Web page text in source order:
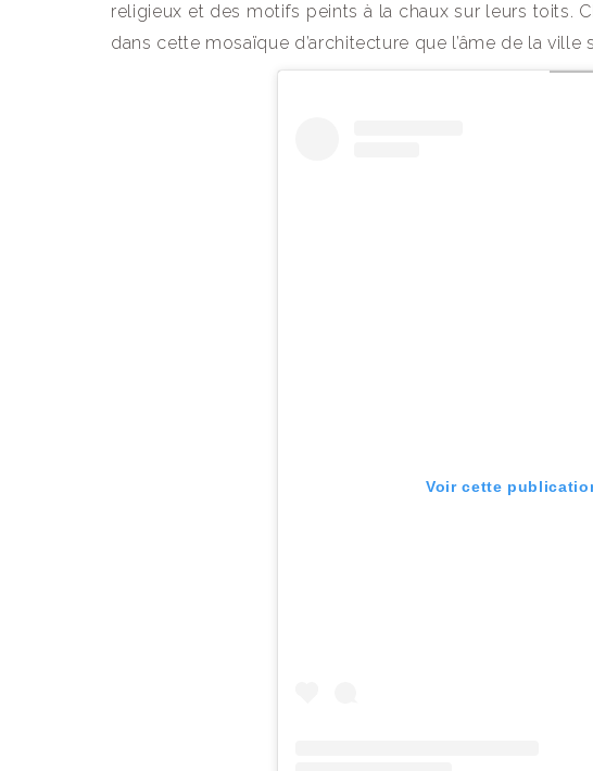
religieux et des motifs peints à la chaux sur leurs toits.
dans cette mosaïque d’architecture que l’âme de la ville
Voir cette